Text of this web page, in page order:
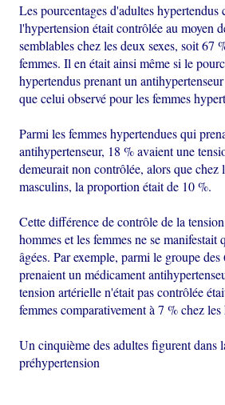
Les pourcentages d'adultes hypertendus
l'hypertension était contrôlée au moyen
semblables chez les deux sexes, soit 67
femmes. Il en était ainsi même si le
hypertendus prenant un
que celui observé pour les femmes
Parmi les femmes hypertendues qui
antihypertenseur, 18 % avaient une
demeurait non contrôlée, alors que chez
masculins, la proportion était de 10 %.
Cette différence de contrôle de la
hommes et les femmes ne se manifestait
âgées. Par exemple, parmi le groupe
prenaient un médicament
tension artérielle n'était pas contrôlée
femmes comparativement à 7 % chez les
Un cinquième des adultes figurent dans
préhypertension